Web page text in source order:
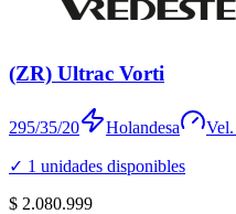
(ZR) Ultrac Vorti
295/35/20 Holandesa Vel.
✓ 1 unidades disponibles
$ 2.080.999